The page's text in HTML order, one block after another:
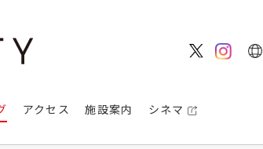
アクセス 施設案内 シネマ